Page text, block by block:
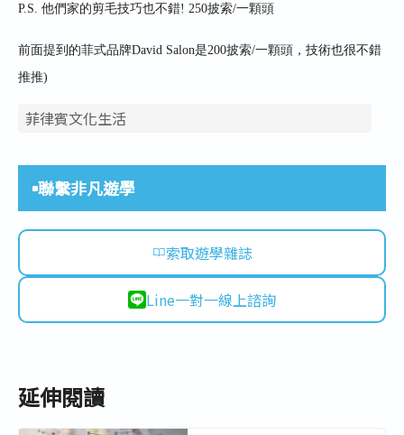
P.S. 他們家的剪毛技巧也不錯! 250披索/一顆頭
前面提到的菲式品牌David Salon是200披索/一顆頭 ，技術也很不錯
推推)
菲律賓文化生活
聯繫非凡遊學
索取遊學雜誌
Line一對一線上諮詢
延伸閱讀